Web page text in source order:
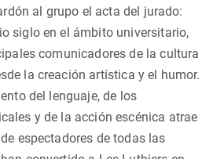
al grupo el acta del jurado:
siglo en el ámbito universitario,
comunicadores de la cultura
la creación artística y el humor.
del lenguaje, de los
y de la acción escénica atrae
espectadores de todas las